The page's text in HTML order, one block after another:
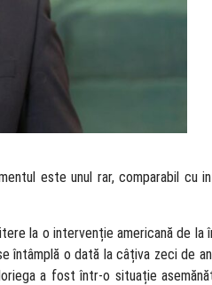
este unul rar, comparabil cu
la o intervenție americană de la
întâmplă o dată la câțiva zeci de
a fost într-o situație